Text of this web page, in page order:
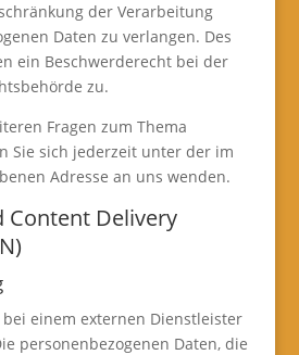
der Verarbeitung
Daten zu verlangen. Des
ein Beschwerderecht bei der
zu.
Fragen zum Thema
Sie sich jederzeit unter der im
Adresse an uns wenden.
Content Delivery
einem externen Dienstleister
personenbezogenen Daten, die